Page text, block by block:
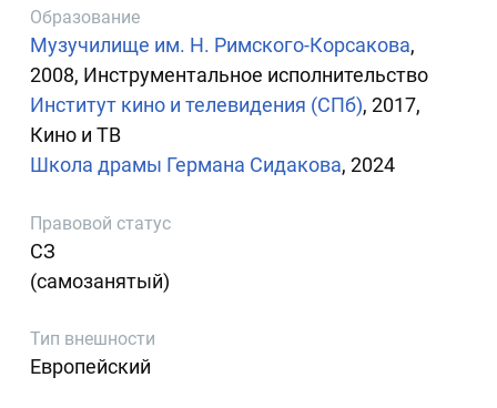
Образование
Музучилище им. Н. Римского-Корсакова,
2008, Инструментальное исполнительство
Институт кино и телевидения (СПб), 2017,
Кино и ТВ
Школа драмы Германа Сидакова, 2024
Правовой статус
СЗ
(самозанятый)
Тип внешности
Европейский